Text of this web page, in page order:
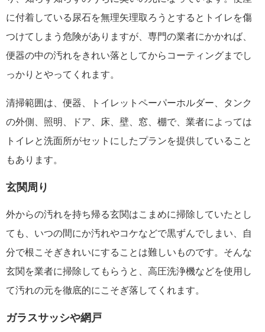
に付着している尿石を無理矢理取ろうとするとトイレを傷
つけてしまう危険がありますが、専門の業者にかかれば、
便器の中の汚れをきれい落としてからコーティングまでし
っかりとやってくれます。
清掃範囲は、便器、トイレットペーパーホルダー、タンク
の外側、照明、ドア、床、壁、窓、棚で、業者によっては
トイレと洗面所がセットにしたプランを提供していること
もあります。
玄関周り
外からの汚れを持ち帰る玄関はこまめに掃除していたとし
ても、いつの間にか汚れやコケなどで黒ずんでしまい、自
分で根こそぎきれいにすることは難しいものです。そんな
玄関を業者に掃除してもらうと、高圧洗浄機などを使用し
て汚れの元を徹底的にこそぎ落してくれます。
ガラスサッシや網戸